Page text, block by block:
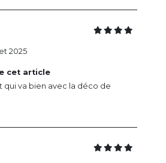
cet article
qui va bien avec la déco de
2025